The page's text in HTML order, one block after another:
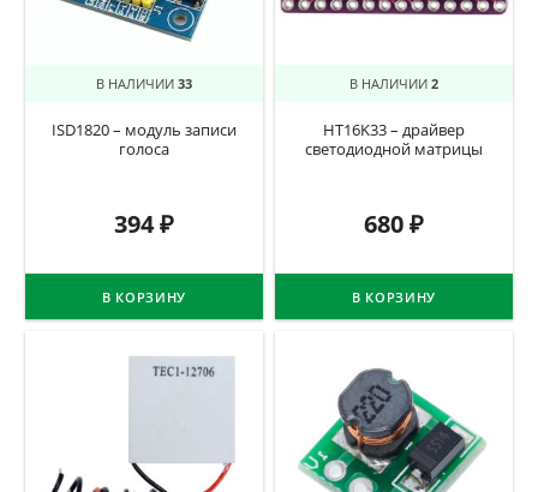
В НАЛИЧИИ 33
ISD1820 – модуль записи
голоса
394₽
В КОРЗИНУ
В НАЛИЧИИ 2
HT16K33 – драйвер
светодиодной матрицы
680₽
В КОРЗИНУ